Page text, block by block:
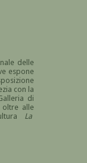
delle
espone
con la
di
oltre alle
La